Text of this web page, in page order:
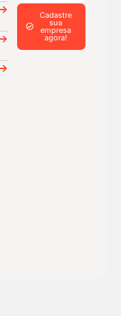
Cadastre
sua
empresa
agora!